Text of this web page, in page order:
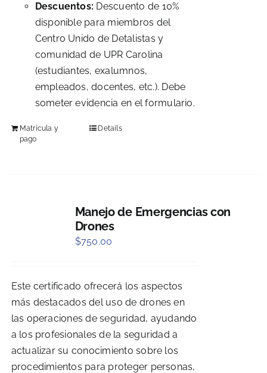
Descuentos: Descuento de 10%
disponible para miembros del
Centro Unido de Detalistas y
comunidad de UPR Carolina
(estudiantes, exalumnos,
empleados, docentes, etc.). Debe
someter evidencia en el formulario.
Matrícula y
pago
Details
Manejo de Emergencias con
Drones
$750.00
Este certificado ofrecerá los aspectos
más destacados del uso de drones en
las operaciones de seguridad, ayudando
a los profesionales de la seguridad a
actualizar su conocimiento sobre los
procedimientos para proteger personas,